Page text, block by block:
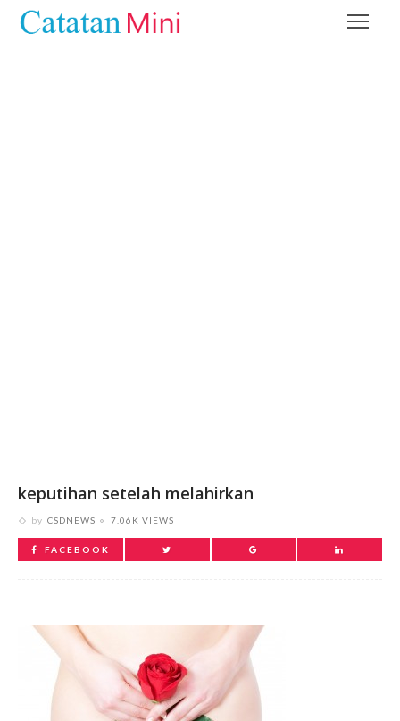
keputihan setelah melahirkan
by CSDNEWS 7.06K VIEWS
FACEBOOK